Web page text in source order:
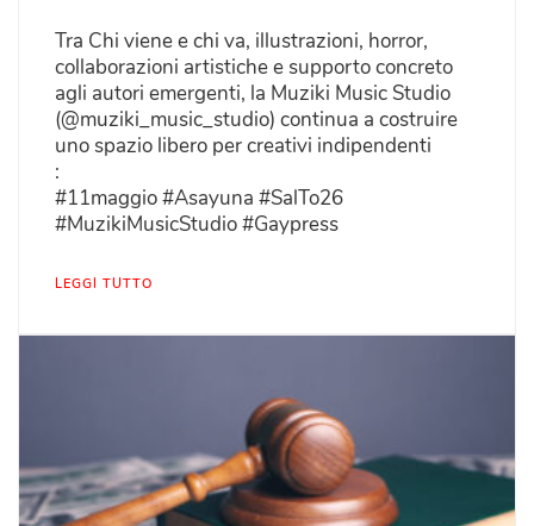
Tra Chi viene e chi va, illustrazioni, horror,
collaborazioni artistiche e supporto concreto
agli autori emergenti, la Muziki Music Studio
(@muziki_music_studio) continua a costruire
uno spazio libero per creativi indipendenti
:
#11maggio #Asayuna #SalTo26
#MuzikiMusicStudio #Gaypress
LEGGI TUTTO